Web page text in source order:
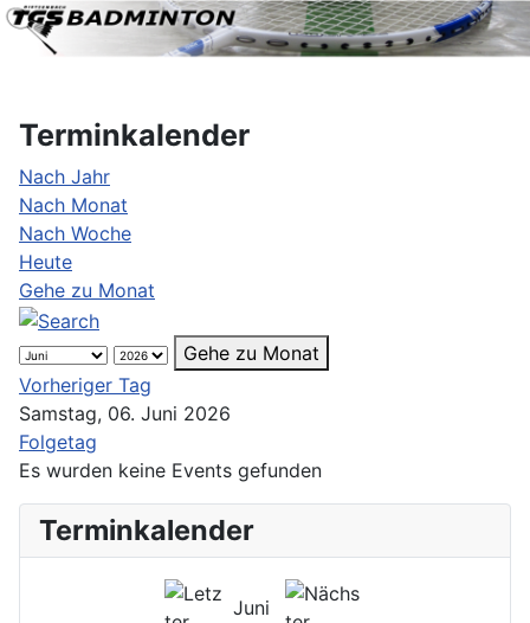
Terminkalender
Nach Jahr
Nach Monat
Nach Woche
Heute
Gehe zu Monat
Gehe zu Monat
Vorheriger Tag
Samstag, 06. Juni 2026
Folgetag
Es wurden keine Events gefunden
Terminkalender
Juni